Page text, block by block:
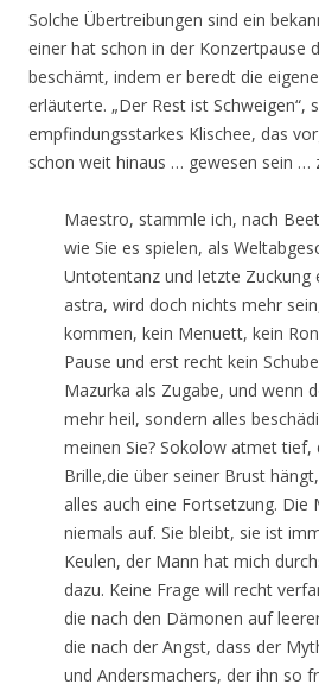
Solche Übertreibungen sind ein
einer hat schon in der Konzertpause
beschämt, indem er beredt die
erläuterte. „Der Rest ist
empfindungsstarkes Klischee, das
schon weit hinaus … gewesen sein …
Maestro, stammle ich, nach
wie Sie es spielen, als
Untotentanz und letzte Zuckung
astra, wird doch nichts mehr
kommen, kein Menuett, kein
Pause und erst recht kein
Mazurka als Zugabe, und wenn
mehr heil, sondern alles
meinen Sie? Sokolow atmet tief,
Brille,die über seiner Brust
alles auch eine Fortsetzung. Die
niemals auf. Sie bleibt, sie ist
Keulen, der Mann hat mich
dazu. Keine Frage will recht
die nach den Dämonen auf
die nach der Angst, dass der
und Andersmachers, der ihn so